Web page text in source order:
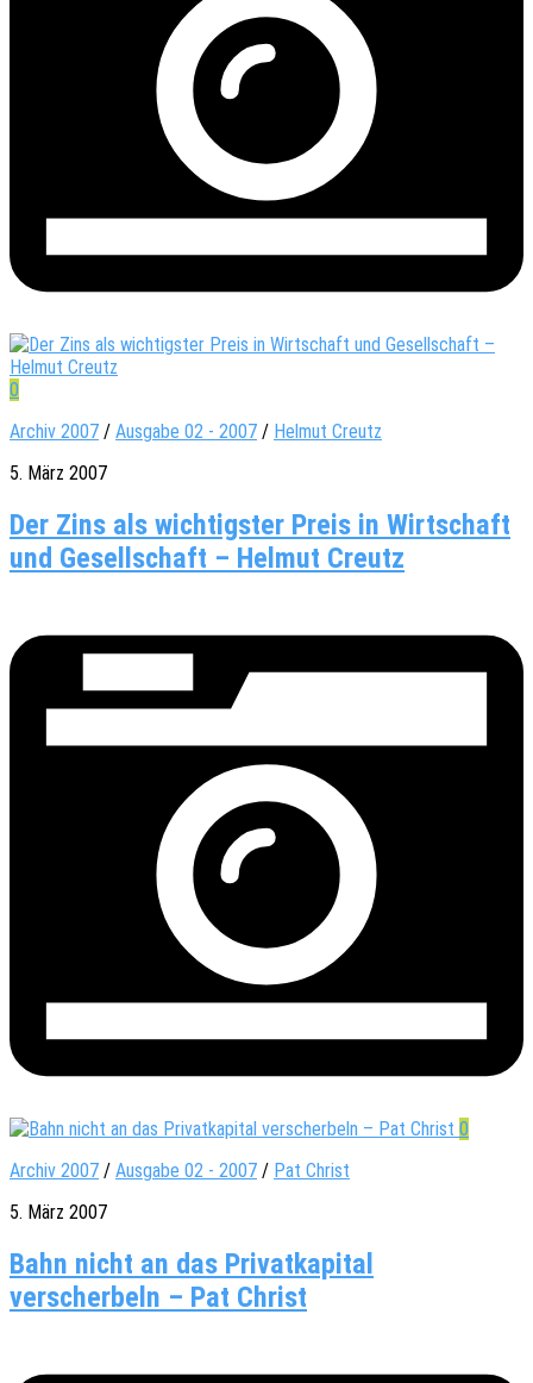
0
Archiv 2007 / Ausgabe 02 - 2007 / Helmut Creutz
5. März 2007
Der Zins als wichtigster Preis in Wirtschaft
und Gesellschaft – Helmut Creutz
0
Archiv 2007 / Ausgabe 02 - 2007 / Pat Christ
5. März 2007
Bahn nicht an das Privatkapital
verscherbeln – Pat Christ